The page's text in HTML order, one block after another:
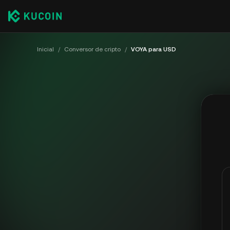
Inicial / Conversor de cripto / VOYA para USD